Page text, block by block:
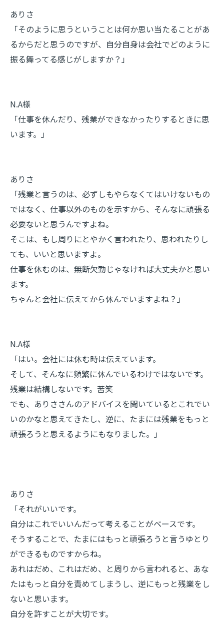
ありさ
「そのように思うということは何か思い当たることがあ
るからだと思うのですが、自分自身は会社でどのように
振る舞ってる感じがしますか？」
N.A様
「仕事を休んだり、残業ができなかったりするときに思
います。」
ありさ
「残業と言うのは、必ずしもやらなくてはいけないもの
ではなく、仕事以外のものを示すから、そんなに頑張る
必要ないと思うんですよね。
そこは、もし周りにとやかく言われたり、思われたりし
ても、いいと思いますよ。
仕事を休むのは、無断欠勤じゃなければ大丈夫かと思い
ます。
ちゃんと会社に伝えてから休んでいますよね？」
N.A様
「はい。会社には休む時は伝えています。
そして、そんなに頻繁に休んでいるわけではないです。
残業は結構しないです。苦笑
でも、ありささんのアドバイスを聞いているとこれでい
いのかなと思えてきたし、逆に、たまには残業をもっと
頑張ろうと思えるようにもなりました。」
ありさ
「それがいいです。
自分はこれでいいんだって考えることがベースです。
そうすることで、たまにはもっと頑張ろうと言うゆとり
ができるものですからね。
あれはだめ、これはだめ、と周りから言われると、あな
たはもっと自分を責めてしまうし、逆にもっと残業をし
ないと思います。
自分を許すことが大切です。